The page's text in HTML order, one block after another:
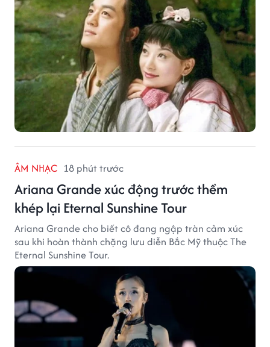
ÂM NHẠC 18 phút trước
Ariana Grande xúc động trước thềm
khép lại Eternal Sunshine Tour
Ariana Grande cho biết cô đang ngập tràn cảm xúc
sau khi hoàn thành chặng lưu diễn Bắc Mỹ thuộc The
Eternal Sunshine Tour.